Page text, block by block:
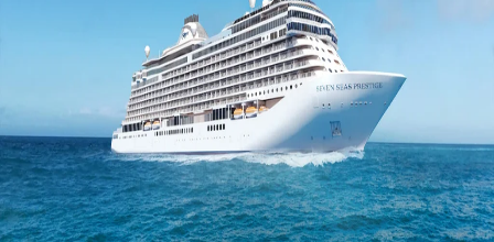
七海盛譽號 Seven Seas Prestige
潔白耀眼的 Seven Seas Prestige™ 將於 2026 年 11 月華麗
首航，漂浮在如玻璃波光般的蔚藍海面上
了解更多